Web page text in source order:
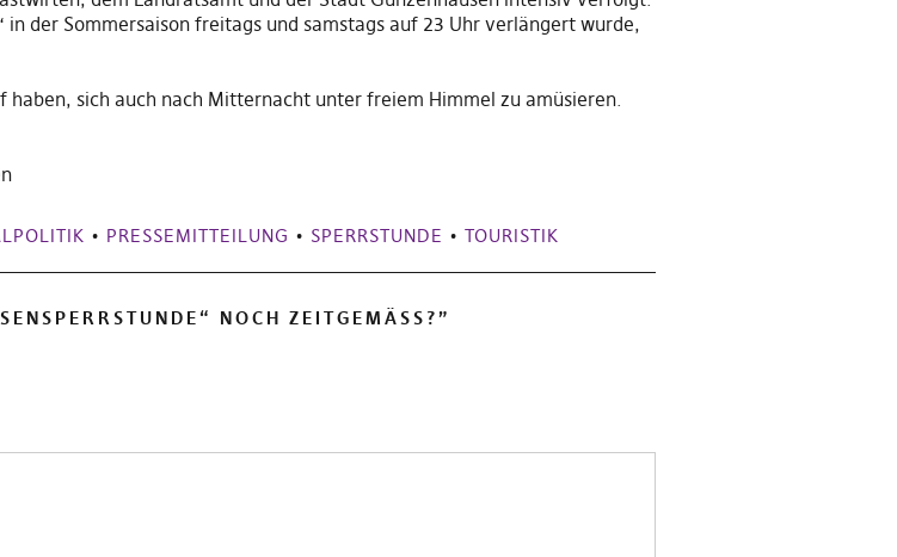
in der Sommersaison freitags und samstags auf 23 Uhr verlängert wurde,
haben, sich auch nach Mitternachtunter freiem Himmel zu amüsieren.
• PRESSEMITTEILUNG • SPERRSTUNDE • TOURISTIK
NOCH ZEITGEMÄSS? ”